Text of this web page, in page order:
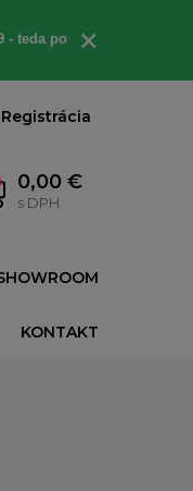
- teda po
×
Registrácia
0,00 €
s DPH
KONTAKT